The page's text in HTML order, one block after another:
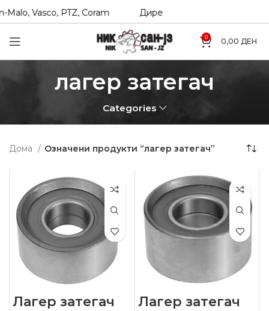
Vasco, PTZ, Coram Директни увозници на Hexol,
0 0,00 ДЕН
лагер затегач
Categories
Дома Означени продукти “лагер затегач”
Лагер затегач Лагер затегач